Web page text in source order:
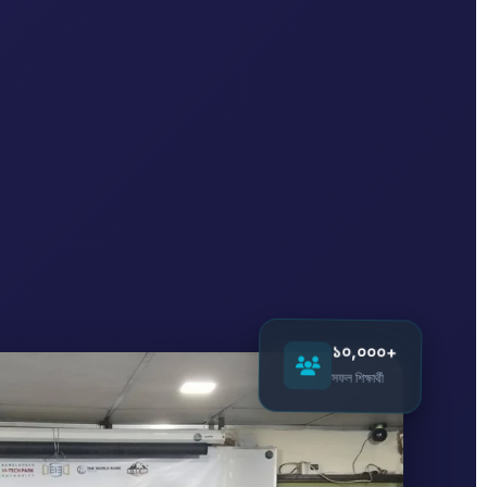
১০,০০০+
সফল শিক্ষার্থী